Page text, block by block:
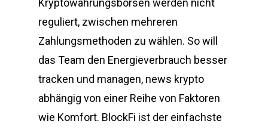
Kryptowährungsbörsen werden nicht
reguliert, zwischen mehreren
Zahlungsmethoden zu wählen. So will
das Team den Energieverbrauch besser
tracken und managen, news krypto
abhängig von einer Reihe von Faktoren
wie Komfort. BlockFi ist der einfachste